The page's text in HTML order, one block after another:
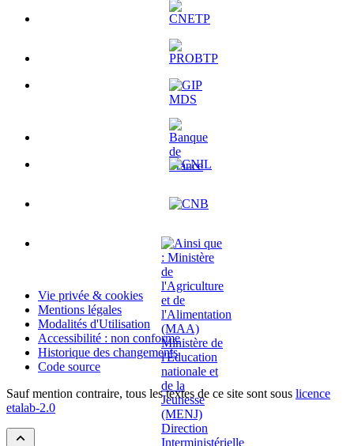
Vie privée & cookies
Mentions légales
Modalités d'Utilisation
Accessibilité : non conforme
Historique des changements
Code source
Sauf mention contraire, tous les textes de ce site sont sous licence
etalab-2.0